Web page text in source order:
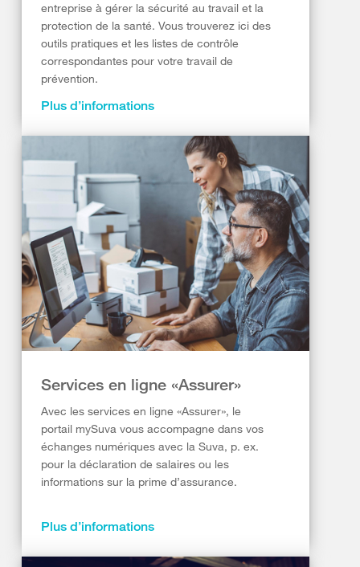
entreprise à gérer la sécurité au travail et la
protection de la santé. Vous trouverez ici des
outils pratiques et les listes de contrôle
correspondantes pour votre travail de
prévention.
Plus d’informations
Services en ligne «Assurer»
Avec les services en ligne «Assurer», le
portail mySuva vous accompagne dans vos
échanges numériques avec la Suva, p. ex.
pour la déclaration de salaires ou les
informations sur la prime d’assurance.
Plus d’informations